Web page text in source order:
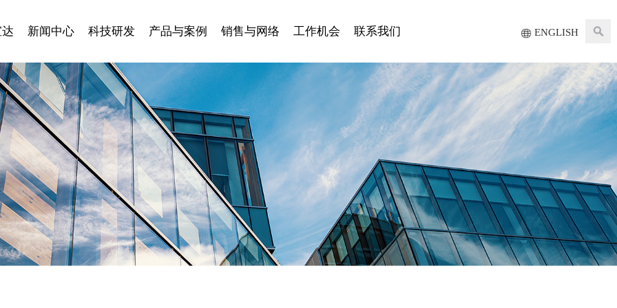
新闻中心 科技研发 产品与案例 销售与网络 工作机会 联系我们 ENGLISH